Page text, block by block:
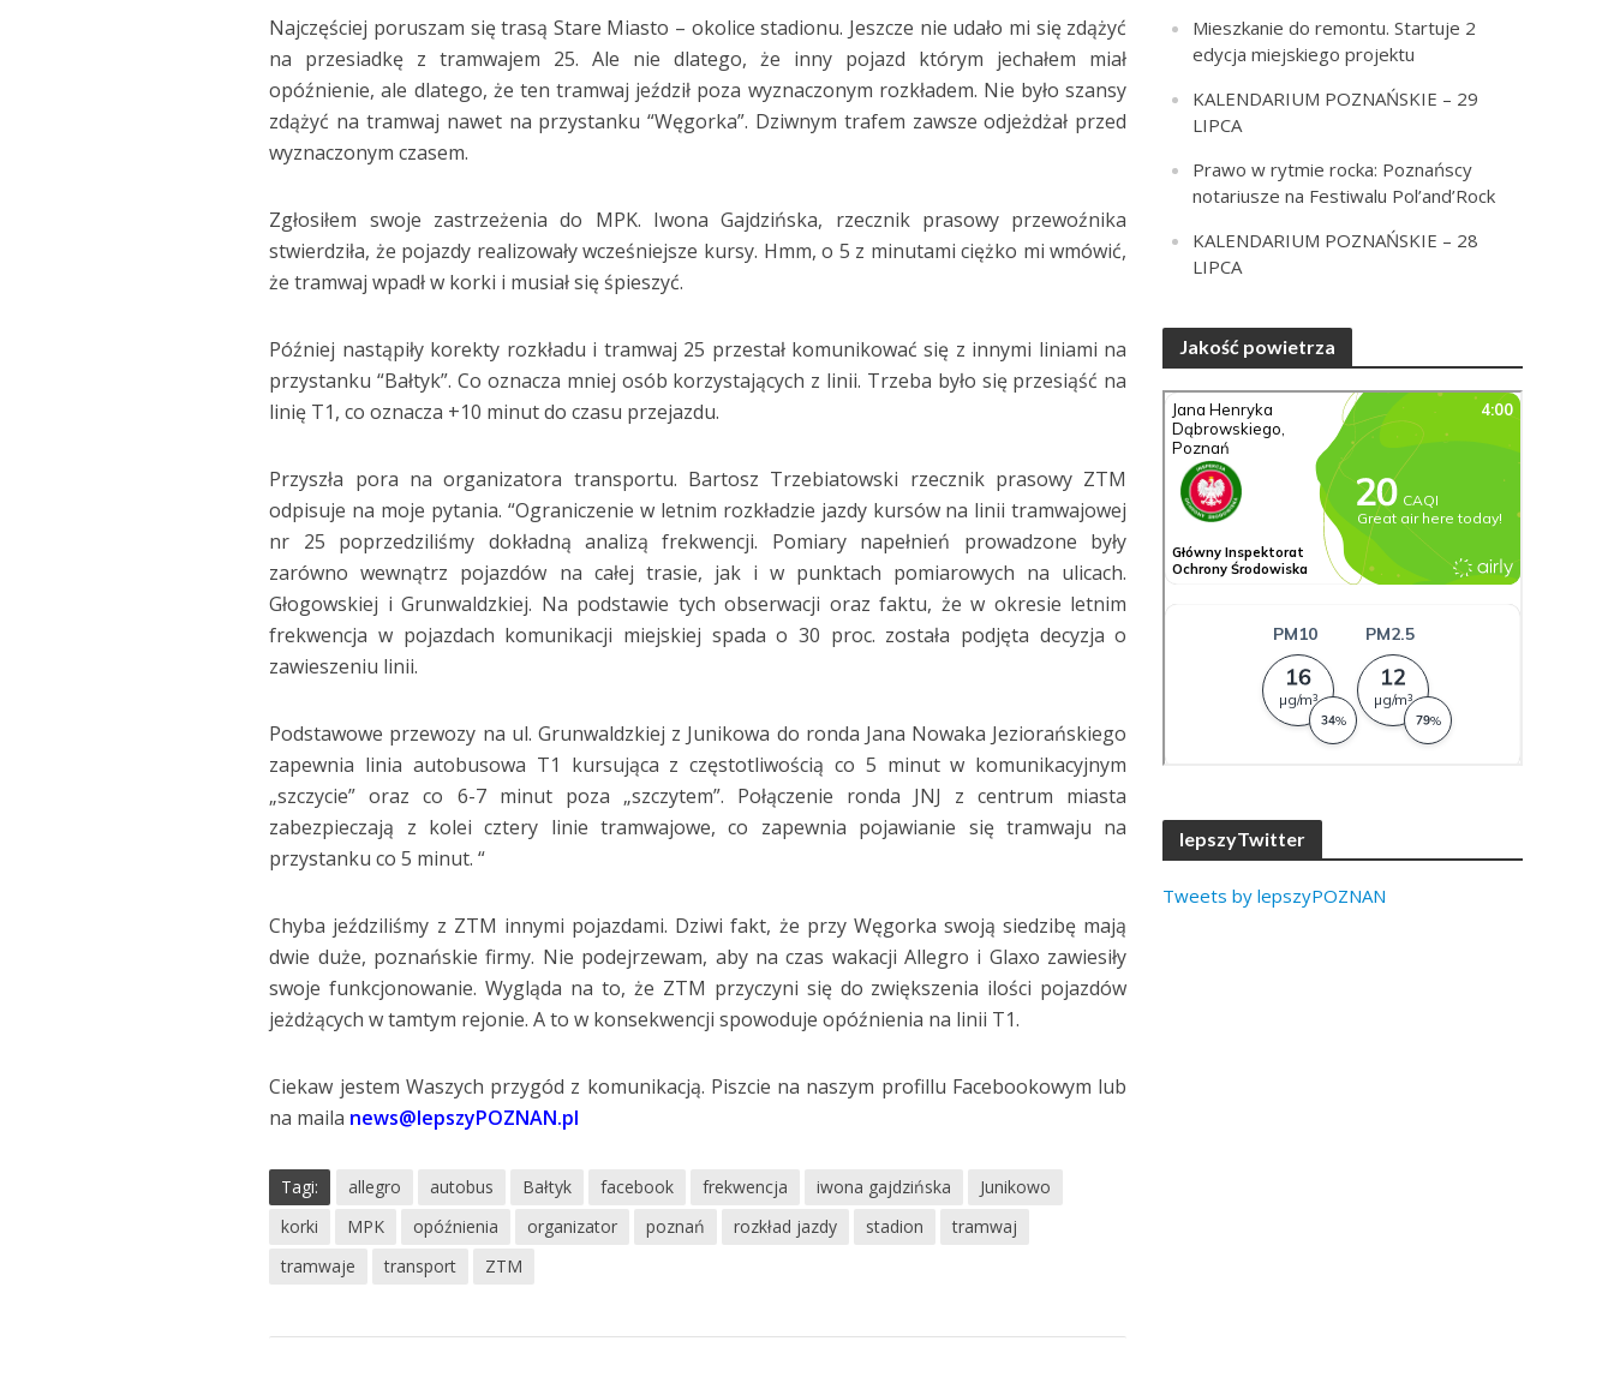
Najczęściej poruszam się trasą Stare Miasto – okolice stadionu. Jeszcze nie udało mi się zdążyć
na przesiadkę z tramwajem 25. Ale nie dlatego, że inny pojazd którym jechałem miał
opóźnienie, ale dlatego, że ten tramwaj jeździł poza wyznaczonym rozkładem. Nie było szansy
zdążyć na tramwaj nawet na przystanku “Węgorka”. Dziwnym trafem zawsze odjeżdżał przed
wyznaczonym czasem.
Zgłosiłem swoje zastrzeżenia do MPK. Iwona Gajdzińska, rzecznik prasowy przewoźnika
stwierdziła, że pojazdy realizowały wcześniejsze kursy. Hmm, o 5 z minutami ciężko mi wmówić,
że tramwaj wpadł w korki i musiał się śpieszyć.
Później nastąpiły korekty rozkładu i tramwaj 25 przestał komunikować się z innymi liniami na
przystanku “Bałtyk”. Co oznacza mniej osób korzystających z linii. Trzeba było się przesiąść na
linię T1, co oznacza +10 minut do czasu przejazdu.
Przyszła pora na organizatora transportu. Bartosz Trzebiatowski rzecznik prasowy ZTM
odpisuje na moje pytania. “Ograniczenie w letnim rozkładzie jazdy kursów na linii tramwajowej
nr 25 poprzedziliśmy dokładną analizą frekwencji. Pomiary napełnień prowadzone były
zarówno wewnątrz pojazdów na całej trasie, jak i w punktach pomiarowych na ulicach.
Głogowskiej i Grunwaldzkiej. Na podstawie tych obserwacji oraz faktu, że w okresie letnim
frekwencja w pojazdach komunikacji miejskiej spada o 30 proc. została podjęta decyzja o
zawieszeniu linii.
Podstawowe przewozy na ul. Grunwaldzkiej z Junikowa do ronda Jana Nowaka Jeziorańskiego
zapewnia linia autobusowa T1 kursująca z częstotliwością co 5 minut w komunikacyjnym
„szczycie” oraz co 6-7 minut poza „szczytem”. Połączenie ronda JNJ z centrum miasta
zabezpieczają z kolei cztery linie tramwajowe, co zapewnia pojawianie się tramwaju na
przystanku co 5 minut. “
Chyba jeździliśmy z ZTM innymi pojazdami. Dziwi fakt, że przy Węgorka swoją siedzibę mają
dwie duże, poznańskie firmy. Nie podejrzewam, aby na czas wakacji Allegro i Glaxo zawiesiły
swoje funkcjonowanie. Wygląda na to, że ZTM przyczyni się do zwiększenia ilości pojazdów
jeżdżących w tamtym rejonie. A to w konsekwencji spowoduje opóźnienia na linii T1.
Ciekaw jestem Waszych przygód z komunikacją. Piszcie na naszym profillu Facebookowym lub
na maila news@lepszyPOZNAN.pl
Tagi: allegro autobus Bałtyk facebook frekwencja iwona gajdzińska
Junikowo
korki
MPK opóźnienia organizator poznań rozkład jazdy stadion
tramwaj
tramwaje
transport ZTM
Mieszkanie do remontu. Startuje 2
edycja miejskiego projektu
KALENDARIUM POZNAŃSKIE – 29
LIPCA
Prawo w rytmie rocka: Poznańscy
notariusze na Festiwalu Pol’and’Rock
KALENDARIUM POZNAŃSKIE – 28
LIPCA
Jakość powietrza
lepszyTwitter
Tweets by lepszyPOZNAN